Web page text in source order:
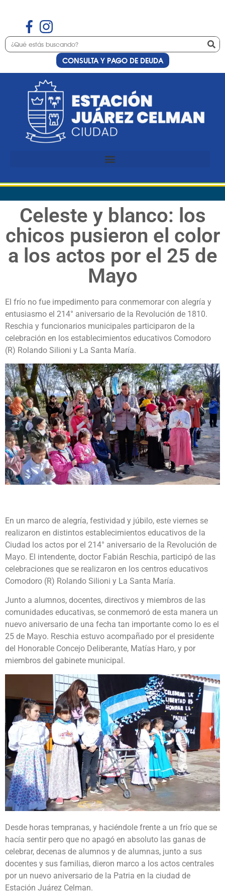
CONSULTA Y PAGO DE DEUDA
Celeste y blanco: los
chicos pusieron el color
a los actos por el 25 de
Mayo
El frío no fue impedimento para conmemorar con alegría y
entusiasmo el 214° aniversario de la Revolución de 1810.
Reschia y funcionarios municipales participaron de la
celebración en los establecimientos educativos Comodoro
(R) Rolando Silioni y La Santa María.
En un marco de alegría, festividad y júbilo, este viernes se
realizaron en distintos establecimientos educativos de la
Ciudad los actos por el 214° aniversario de la Revolución de
Mayo. El intendente, doctor Fabián Reschia, participó de las
celebraciones que se realizaron en los centros educativos
Comodoro (R) Rolando Silioni y La Santa María.
Junto a alumnos, docentes, directivos y miembros de las
comunidades educativas, se conmemoró de esta manera un
nuevo aniversario de una fecha tan importante como lo es el
25 de Mayo. Reschia estuvo acompañado por el presidente
del Honorable Concejo Deliberante, Matías Haro, y por
miembros del gabinete municipal.
Desde horas tempranas, y haciéndole frente a un frío que se
hacía sentir pero que no apagó en absoluto las ganas de
celebrar, decenas de alumnos y de alumnas, junto a sus
docentes y sus familias, dieron marco a los actos centrales
por un nuevo aniversario de la Patria en la ciudad de
Estación Juárez Celman.